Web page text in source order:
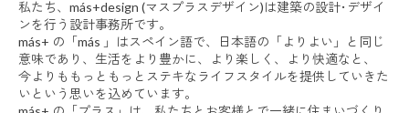
私たち、más+design (マスプラスデザイン)は建築の設計･デザイ
ンを行う設計事務所です。
más+ の「más 」はスペイン語で、日本語の「よりよい」と同じ
意味であり、生活をより豊かに、より楽しく、より快適なと、
今よりももっともっとステキなライフスタイルを提供していきた
いという思いを込めています。